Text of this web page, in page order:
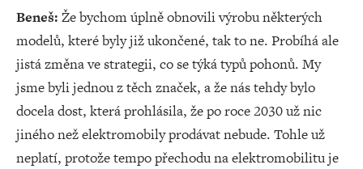
Beneš: Že bychom úplně obnovili výrobu některých
modelů, které byly již ukončené, tak to ne. Probíhá ale
jistá změna ve strategii, co se týká typů pohonů. My
jsme byli jednou z těch značek, a že nás tehdy bylo
docela dost, která prohlásila, že po roce 2030 už nic
jiného než elektromobily prodávat nebude. Tohle už
neplatí, protože tempo přechodu na elektromobilitu je